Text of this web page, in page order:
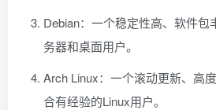
Debian：一个稳定性高、软件包
务器和桌面用户。
Arch Linux：一个滚动更新、高
合有经验的Linux用户。